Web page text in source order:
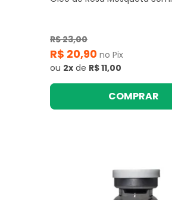
R$ 23,00
R$ 20,90 no Pix
ou 2x de R$ 11,00
COMPRAR